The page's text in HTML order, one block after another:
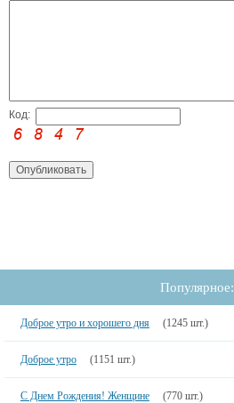
Код:
Популярное:
Доброе утро и хорошего дня (1245 шт.)
Доброе утро (1151 шт.)
С Днем Рождения! Женщине (770 шт.)